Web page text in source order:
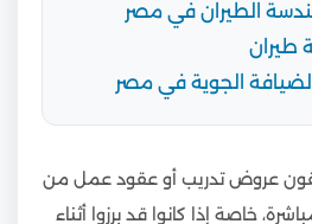
الطيران في مصر
الجوية في مصر
عروض تدريب أو عقود عمل من
خاصة إذا كانوا قد برزوا أثناء